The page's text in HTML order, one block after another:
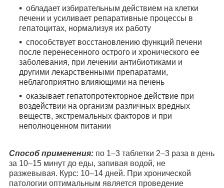
обладает избирательным действием на клетки
печени и усиливает репаративные процессы в
гепатоцитах, нормализуя их работу
способствует восстановлению функций печени
после перенесенного острого и хронического ее
заболевания, при лечении антибиотиками и
другими лекарственными препаратами,
неблагоприятно влияющими на печень
оказывает гепатопротекторное действие при
воздействии на организм различных вредных
веществ, экстремальных факторов и при
неполноценном питании
Способ применения: по 1–3 таблетки 2–3 раза в день
за 10–15 минут до еды, запивая водой, не
разжевывая. Курс: 10–14 дней. При хронической
патологии оптимальным является проведение